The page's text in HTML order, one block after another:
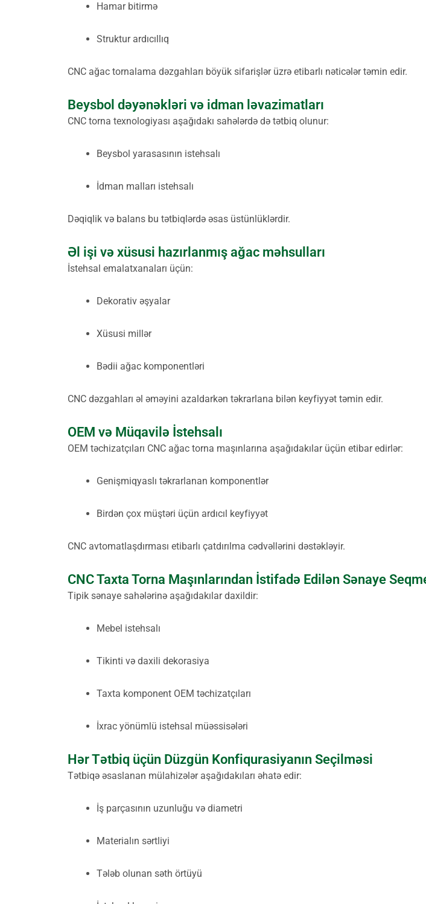
Hamar bitirmə
Struktur ardıcıllıq
CNC ağac tornalama dəzgahları böyük sifarişlər üzrə etibarlı nəticələr təmin edir.
Beysbol dəyənəkləri və idman ləvazimatları
CNC torna texnologiyası aşağıdakı sahələrdə də tətbiq olunur:
Beysbol yarasasının istehsalı
İdman malları istehsalı
Dəqiqlik və balans bu tətbiqlərdə əsas üstünlüklərdir.
Əl işi və xüsusi hazırlanmış ağac məhsulları
İstehsal emalatxanaları üçün:
Dekorativ əşyalar
Xüsusi millər
Bədii ağac komponentləri
CNC dəzgahları əl əməyini azaldarkən təkrarlana bilən keyfiyyət təmin edir.
OEM və Müqavilə İstehsalı
OEM təchizatçıları CNC ağac torna maşınlarına aşağıdakılar üçün etibar edirlər:
Genişmiqyaslı təkrarlanan komponentlər
Birdən çox müştəri üçün ardıcıl keyfiyyət
CNC avtomatlaşdırması etibarlı çatdırılma cədvəllərini dəstəkləyir.
CNC Taxta Torna Maşınlarından İstifadə Edilən Sənaye
Tipik sənaye sahələrinə aşağıdakılar daxildir:
Mebel istehsalı
Tikinti və daxili dekorasiya
Taxta komponent OEM təchizatçıları
İxrac yönümlü istehsal müəssisələri
Hər Tətbiq üçün Düzgün Konfiqurasiyanın Seçilməsi
Tətbiqə əsaslanan mülahizələr aşağıdakıları əhatə edir:
İş parçasının uzunluğu və diametri
Materialın sərtliyi
Tələb olunan səth örtüyü